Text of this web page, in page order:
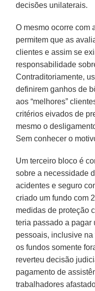
decisões unilaterais.
O mesmo ocorre com
permitem que as
clientes e assim se
responsabilidade
Contraditoriamente,
definirem ganhos de
aos “melhores”
critérios eivados de
mesmo o
Sem conhecer o
Um terceiro bloco é
sobre a necessidade
acidentes e seguro
criado um fundo com
medidas de proteção
teria passado a pagar
pessoais, inclusive
os fundos somente
reverteu decisão
pagamento de
trabalhadores